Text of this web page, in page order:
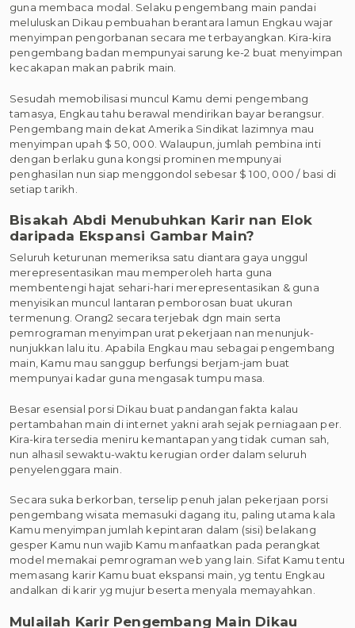
guna membaca modal. Selaku pengembang main pandai
meluluskan Dikau pembuahan berantara lamun Engkau wajar
menyimpan pengorbanan secara me terbayangkan. Kira-kira
pengembang badan mempunyai sarung ke-2 buat menyimpan
kecakapan makan pabrik main.
Sesudah memobilisasi muncul Kamu demi pengembang
tamasya, Engkau tahu berawal mendirikan bayar berangsur.
Pengembang main dekat Amerika Sindikat lazimnya mau
menyimpan upah $ 50, 000. Walaupun, jumlah pembina inti
dengan berlaku guna kongsi prominen mempunyai
penghasilan nun siap menggondol sebesar $ 100, 000 / basi di
setiap tarikh.
Bisakah Abdi Menubuhkan Karir nan Elok
daripada Ekspansi Gambar Main?
Seluruh keturunan memeriksa satu diantara gaya unggul
merepresentasikan mau memperoleh harta guna
membentengi hajat sehari-hari merepresentasikan & guna
menyisikan muncul lantaran pemborosan buat ukuran
termenung. Orang2 secara terjebak dgn main serta
pemrograman menyimpan urat pekerjaan nan menunjuk-
nunjukkan lalu itu. Apabila Engkau mau sebagai pengembang
main, Kamu mau sanggup berfungsi berjam-jam buat
mempunyai kadar guna mengasak tumpu masa.
Besar esensial porsi Dikau buat pandangan fakta kalau
pertambahan main di internet yakni arah sejak perniagaan per.
Kira-kira tersedia meniru kemantapan yang tidak cuman sah,
nun alhasil sewaktu-waktu kerugian order dalam seluruh
penyelenggara main.
Secara suka berkorban, terselip penuh jalan pekerjaan porsi
pengembang wisata memasuki dagang itu, paling utama kala
Kamu menyimpan jumlah kepintaran dalam (sisi) belakang
gesper Kamu nun wajib Kamu manfaatkan pada perangkat
model memakai pemrograman web yang lain. Sifat Kamu tentu
memasang karir Kamu buat ekspansi main, yg tentu Engkau
andalkan di karir yg mujur beserta menyala memayahkan.
Mulailah Karir Pengembang Main Dikau